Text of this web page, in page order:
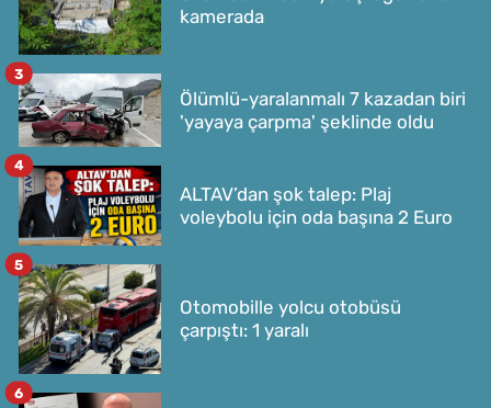
kamerada
Ölümlü-yaralanmalı 7 kazadan biri
'yayaya çarpma' şeklinde oldu
3
ALTAV’dan şok talep: Plaj
voleybolu için oda başına 2 Euro
4
Otomobille yolcu otobüsü
çarpıştı: 1 yaralı
5
6